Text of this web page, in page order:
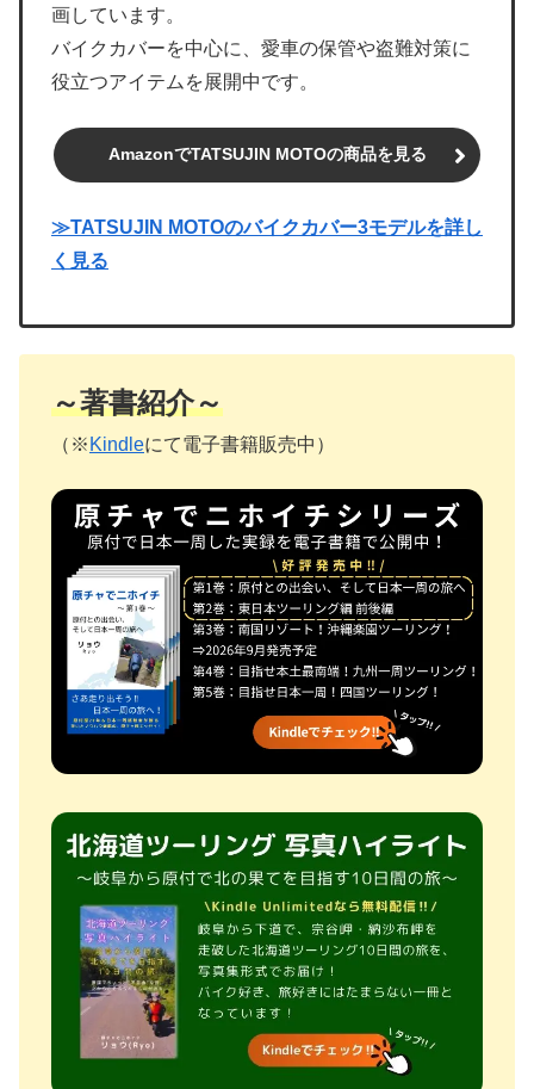
画しています。
バイクカバーを中心に、愛車の保管や盗難対策に
役立つアイテムを展開中です。
AmazonでTATSUJIN MOTOの商品を見る
≫TATSUJIN MOTOのバイクカバー3モデルを詳し
く見る
～著書紹介～
（※ Kindleにて電子書籍販売中）